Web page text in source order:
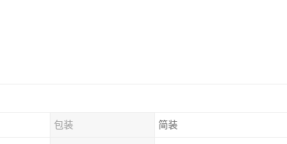
包装 简装